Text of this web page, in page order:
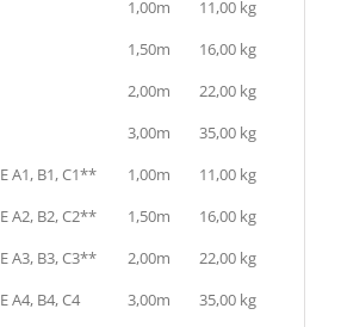
1,00m
11,00 kg
1,50m
16,00 kg
2,00m
22,00 kg
3,00m
35,00 kg
A1, B1, C1**
1,00m
11,00 kg
A2, B2, C2**
1,50m
16,00 kg
A3, B3, C3**
2,00m
22,00 kg
A4, B4, C4
3,00m 35,00 kg